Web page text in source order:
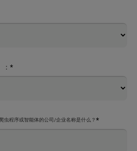
*
*
虫程序或智能体的公司/企业名称是什么？